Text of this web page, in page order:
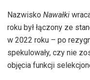
Nazwisko Nawałki
roku był łączony ze
w 2022 roku – po
spekulowały, czy nie
objęcia funkcji